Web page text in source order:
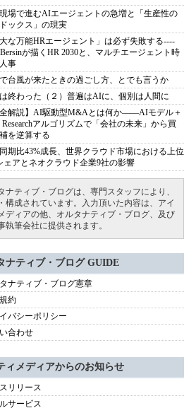
場で進むAIエージェントの急増と「生産性の
ックス」の現実
な万能HRエージェント」は必ず失敗する----
Bersinが描くHR 2030と、マルチエージェント時
事
台風が来たときの過ごし方、とでも言うか
終わった（２）普遍はAIに、個別は人間に
解説】AI駆動型M&Aとは何か――AIモデル＋
Researchアルゴリズムで「会社の未来」から買
を逆算する
期比43%成長、世界クラウド市場における上位
ェアとネオクラウド企業9社の影響
ナティブ・ブログは、専門スタッフにより、
構成されています。入力頂いた内容は、アイ
ディアの他、オルタナティブ・ブログ、及び
執筆会社に提供されます。
ナティブ・ブログ GUIDE
ナティブ・ブログ憲章
約
バシーポリシー
合わせ
ィメディアからのお知らせ
リリース
サービス